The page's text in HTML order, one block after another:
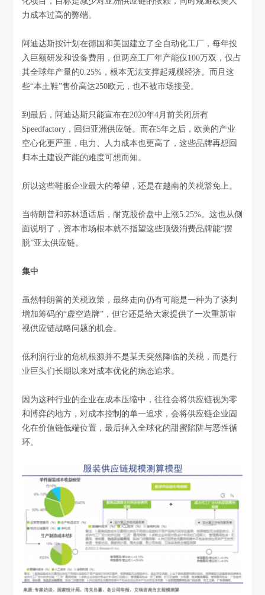
力成本过高的弊端。
阿迪达斯按计划在德国和美国建立了全自动化工厂，每年投
入巨额研发和设备费用，但两座工厂年产能仅100万双，仅占
其全球年产量的0.25%，根本无法支撑起规模经济。而且这
些“本土鞋”售价高达250欧元，也不被市场接受。
到最后，阿迪达斯只能宣布在2020年4月前关闭所有
Speedfactory，回归亚洲供应链。而在5年之后，欧美的产业
空心化更严重，电力、人力成本也更高了，这些品牌再想回
归本土建设产能的难度可想而知。
所以这些鞋服企业最大的希望，还是在越南的关税豁免上。
当特朗普和苏林通话后，耐克股价盘中上涨5.25%。这也从侧
面说明了，资本市场根本就不指望这些顶级消费品牌能“摆
脱”亚太供应链。
集中
虽然特朗普的关税政策，最终走向仍有可能是一种为了谈判
增加筹码的“虚空造牌”，但它还是给大家提供了一次重新审
视供应链战略问题的机会。
低利润行业的危机根源并不是某天突然降临的关税，而是行
业巨头们长期以来对成本优化的病态追求。
因为这种行业的企业在成本压缩中，往往会将供应链视为零
和博弈的地方，对成本控制的单一追求，会将供应链企业固
化在价值链低端位置，最后掉入全球化的甜蜜陷阱与恶性循
环。